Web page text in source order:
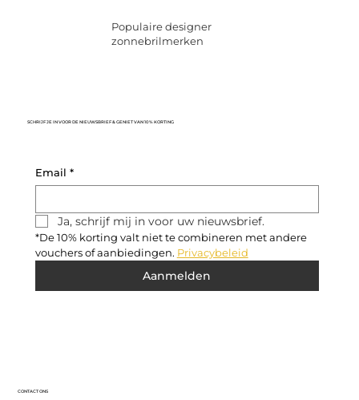
Populaire designer
zonnebrilmerken
CONTACT ONS
SCHRIJF JE IN VOOR DE NIEUWSBRIEF & GENIET VAN 10% KORTING
Email *
Ja, schrijf mij in voor uw nieuwsbrief.
*De 10% korting valt niet te combineren met andere
vouchers of aanbiedingen. Privacybeleid
Aanmelden